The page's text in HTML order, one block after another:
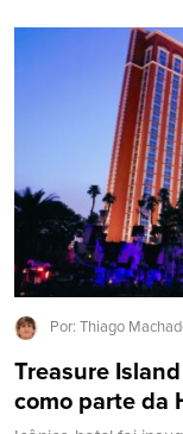
Por: Thiago
Treasure
como parte da